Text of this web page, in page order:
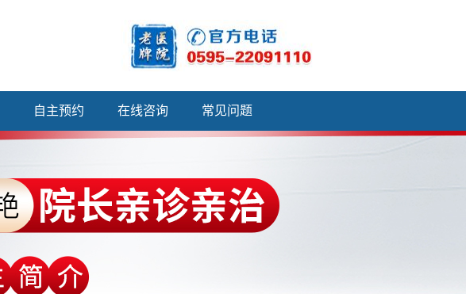
自主预约 在线咨询 常见问题